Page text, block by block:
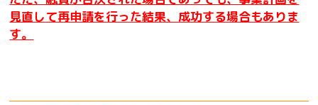
見直して再申請を行った結果、成功する場合もありま
す。